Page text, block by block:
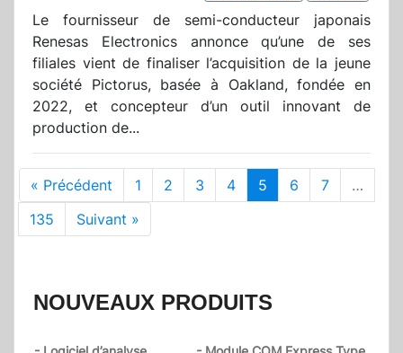
Le fournisseur de semi-conducteur japonais
Renesas Electronics annonce qu’une de ses
filiales vient de finaliser l’acquisition de la jeune
société Pictorus, basée à Oakland, fondée en
2022, et concepteur d’un outil innovant de
production de...
« Précédent 1 2 3 4 5 6 7
…
135
Suivant »
NOUVEAUX PRODUITS